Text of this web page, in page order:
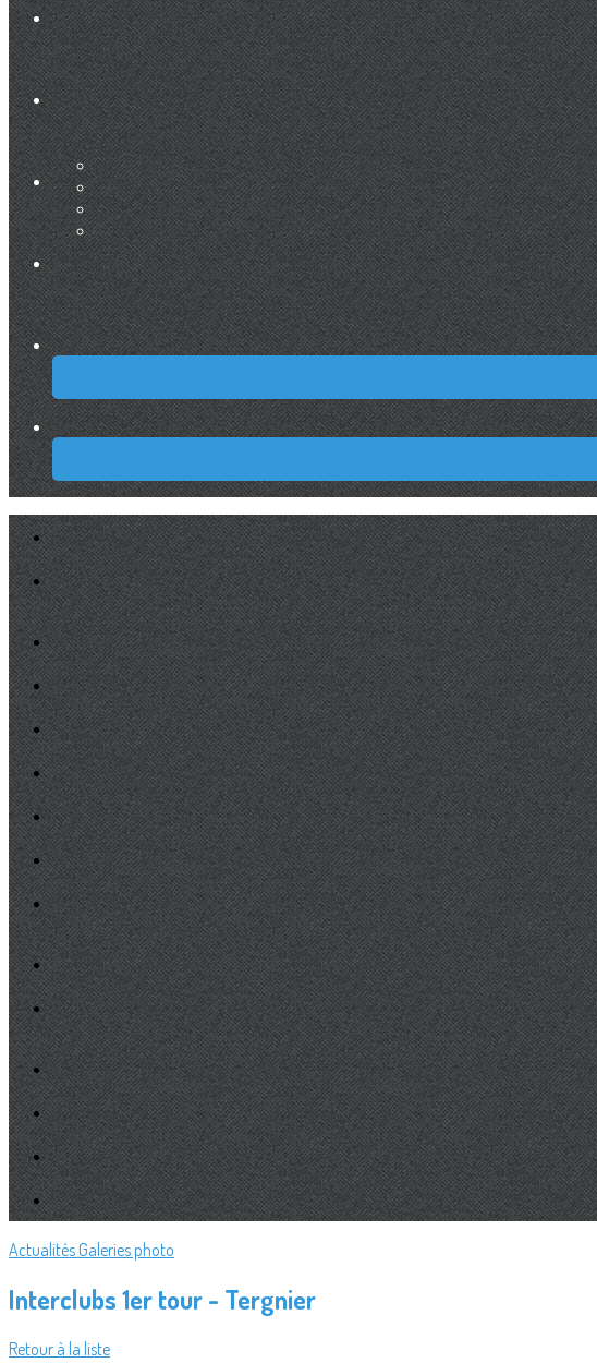
Actualités Galeries photo
Interclubs 1er tour - Tergnier
Retour à la liste